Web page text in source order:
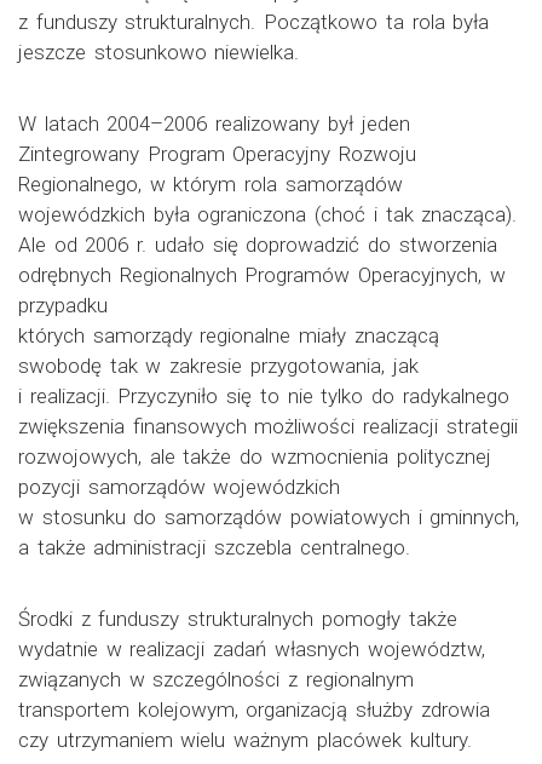
z funduszy strukturalnych. Początkowo ta rola była
jeszcze stosunkowo niewielka.
W latach 2004–2006 realizowany był jeden
Zintegrowany Program Operacyjny Rozwoju
Regionalnego, w którym rola samorządów
wojewódzkich była ograniczona (choć i tak znacząca).
Ale od 2006 r. udało się doprowadzić do stworzenia
odrębnych Regionalnych Programów Operacyjnych, w
przypadku
których samorządy regionalne miały znaczącą
swobodę tak w zakresie przygotowania, jak
i realizacji. Przyczyniło się to nie tylko do radykalnego
zwiększenia finansowych możliwości realizacji strategii
rozwojowych, ale także do wzmocnienia politycznej
pozycji samorządów wojewódzkich
w stosunku do samorządów powiatowych i gminnych,
a także administracji szczebla centralnego.
Środki z funduszy strukturalnych pomogły także
wydatnie w realizacji zadań własnych województw,
związanych w szczególności z regionalnym
transportem kolejowym, organizacją służby zdrowia
czy utrzymaniem wielu ważnym placówek kultury.